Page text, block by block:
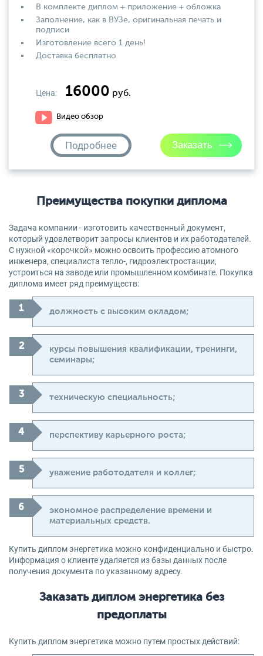
В комплекте диплом + приложение + обложка
Заполнение, как в ВУЗе, оригинальная печать и
подписи
Изготовление всего 1 день!
Доставка бесплатно
Цена: 16000 руб.
Видео обзор
Подробнее
Преимущества покупки диплома
Задача компании - изготовить качественный документ,
который удовлетворит запросы клиентов и их работодателей.
С нужной «корочкой» можно освоить профессию атомного
инженера, специалиста тепло-, гидроэлектростанции,
устроиться на заводе или промышленном комбинате. Покупка
диплома имеет ряд преимуществ:
должность с высоким окладом;
курсы повышения квалификации, тренинги,
семинары;
техническую специальность;
перспективу карьерного роста;
уважение работодателя и коллег;
экономное распределение времени и
материальных средств.
Купить диплом энергетика можно конфиденциально и быстро.
Информация о клиенте удаляется из базы данных после
получения документа по указанному адресу.
Заказать диплом энергетика без
предоплаты
Купить диплом энергетика можно путем простых действий: